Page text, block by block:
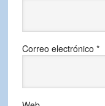
Correo electrónico *